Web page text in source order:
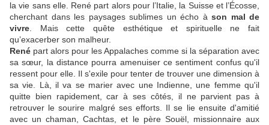
la vie sans elle. René part alors pour l’Italie, la Suisse et l’Écosse,
cherchant dans les paysages sublimes un écho à son mal de
vivre . Mais cette quête esthétique et spirituelle ne fait
qu’exacerber son malheur.
René part alors pour les Appalaches comme si la séparation avec
sa sœur, la distance pourra amenuiser ce sentiment confus qu'il
ressent pour elle. Il s'exile pour tenter de trouver une dimension à
sa vie. Là, il va se marier avec une Indienne, une femme qu'il
quitte bien rapidement, car à ses côtés, il ne parvient pas à
retrouver le sourire malgré ses efforts. Il se lie ensuite d'amitié
avec un chaman, Cachtas, et le père Souël, missionnaire aux